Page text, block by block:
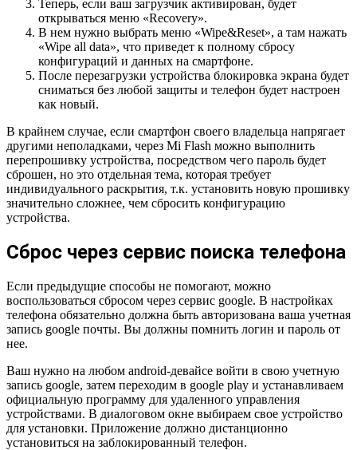
Теперь, если ваш загрузчик активирован, будет
открываться меню «Recovery».
В нем нужно выбрать меню «Wipe&Reset», а там нажать
«Wipe all data», что приведет к полному сбросу
конфигураций и данных на смартфоне.
После перезагрузки устройства блокировка экрана будет
сниматься без любой защиты и телефон будет настроен
как новый.
В крайнем случае, если смартфон своего владельца напрягает
другими неполадками, через Mi Flash можно выполнить
перепрошивку устройства, посредством чего пароль будет
сброшен, но это отдельная тема, которая требует
индивидуального раскрытия, т.к. установить новую прошивку
значительно сложнее, чем сбросить конфигурацию
устройства.
Сброс через сервис поиска телефона
Если предыдущие способы не помогают, можно
воспользоваться сбросом через сервис google. В настройках
телефона обязательно должна быть авторизована ваша учетная
запись google почты. Вы должны помнить логин и пароль от
нее.
Ваш нужно на любом android-девайсе войти в свою учетную
запись google, затем переходим в google play и устанавливаем
официальную программу для удаленного управления
устройствами. В диалоговом окне выбираем свое устройство
для установки. Приложение должно дистанционно
установиться на заблокированный телефон.